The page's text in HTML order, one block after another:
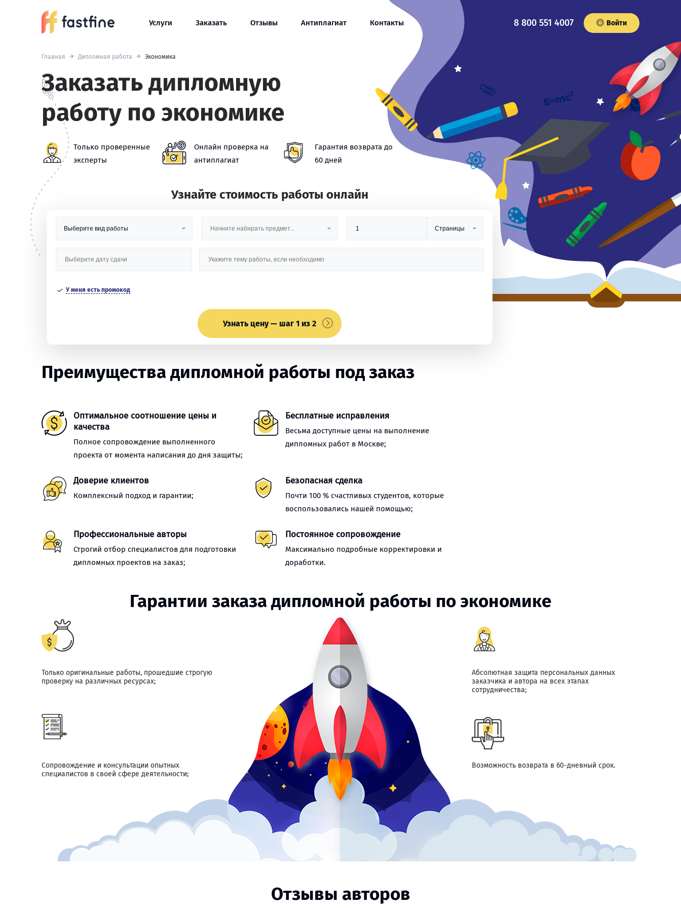
Услуги Заказать Отзывы Антиплагиат Контакты 8 800 551 4007 Войти
Главная Дипломная работа Экономика
Заказать дипломную
работу по экономике
Только проверенные
эксперты
Онлайн проверка на
антиплагиат
Гарантия возврата до
60 дней
Узнайте стоимость работы онлайн
У меня есть промокод
Узнать цену — шаг 1 из 2
Преимущества дипломной работы под заказ
Оптимальное соотношение цены и
качества
Полное сопровождение выполненного
проекта от момента написания до дня защиты;
Бесплатные исправления
Весьма доступные цены на выполнение
дипломных работ в Москве;
Доверие клиентов
Комплексный подход и гарантии;
Безопасная сделка
Почти 100 % счастливых студентов, которые
воспользовались нашей помощью;
Профессиональные авторы
Строгий отбор специалистов для подготовки
дипломных проектов на заказ;
Постоянное сопровождение
Максимально подробные корректировки и
доработки.
Гарантии заказа дипломной работы по экономике
Только оригинальные работы, прошедшие строгую
проверку на различных ресурсах;
Абсолютная защита персональных данных
заказчика и автора на всех этапах
сотрудничества;
Сопровождение и консультации опытных
специалистов в своей сфере деятельности;
Возможность возврата в 60-дневный срок.
Отзывы авторов